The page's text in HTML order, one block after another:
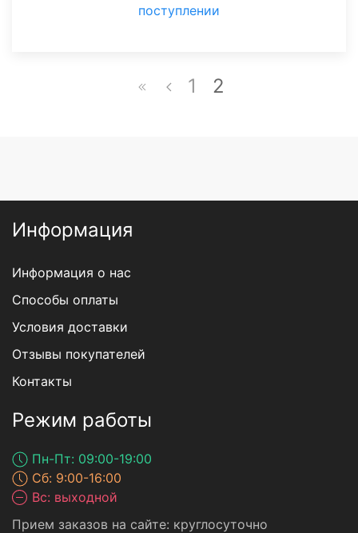
поступлении
1 2
Информация
Информация о нас
Способы оплаты
Условия доставки
Отзывы покупателей
Контакты
Режим работы
Пн-Пт: 09:00-19:00
Сб: 9:00-16:00
Вс: выходной
Прием заказов на сайте: круглосуточно